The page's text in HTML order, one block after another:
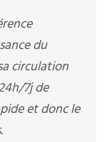
du
circulation
7j de
et donc le